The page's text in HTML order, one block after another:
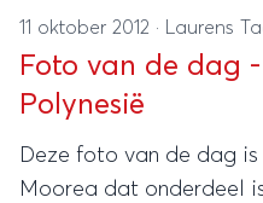
11 oktober 2012 · Laurens
Foto van de dag
Polynesië
Deze foto van de dag
Moorea dat onderdeel